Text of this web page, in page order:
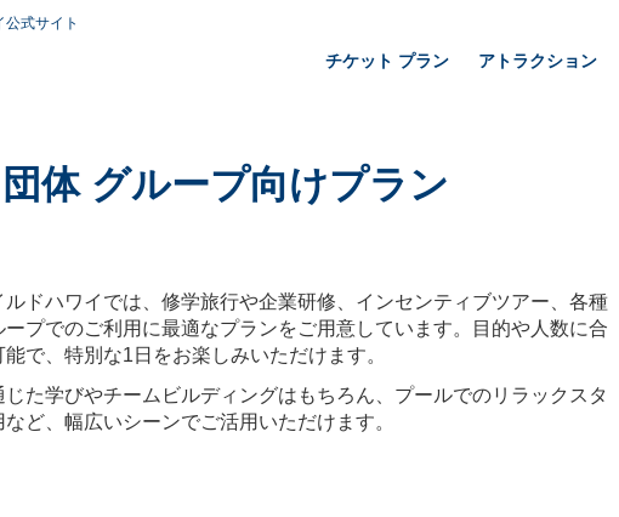
式サイト
チケット プラン アトラクション
団体 グループ向けプラン
ルドハワイでは、修学旅行や企業研修、インセンティブツアー、各種
プでのご利用に最適なプランをご用意しています。目的や人数に合
で、特別な1日をお楽しみいただけます。
た学びやチームビルディングはもちろん、プールでのリラックスタ
ど、幅広いシーンでご活用いただけます。